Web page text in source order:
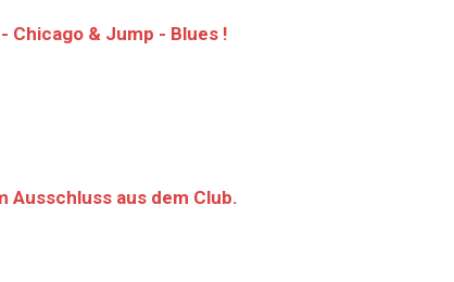
Chicago & Jump - Blues !
aus dem Club.